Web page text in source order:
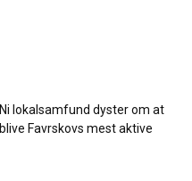
Ni lokalsamfund dyster om at
blive Favrskovs mest aktive